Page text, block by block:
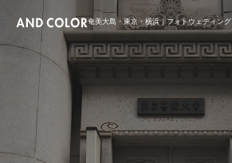
奄美大島・東京・横浜｜フォトウェディング